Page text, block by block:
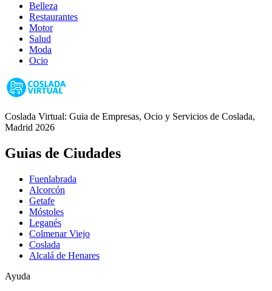
Belleza
Restaurantes
Motor
Salud
Moda
Ocio
Coslada Virtual: Guia de Empresas, Ocio y Servicios de Coslada,
Madrid 2026
Guias de Ciudades
Fuenlabrada
Alcorcón
Getafe
Móstoles
Leganés
Colmenar Viejo
Coslada
Alcalá de Henares
Ayuda